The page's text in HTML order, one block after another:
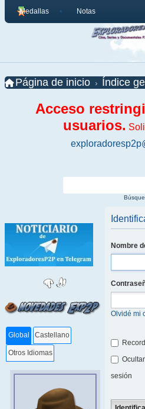
Medallas Notas
Página de inicio Índice
Acceso
usuarios.
Global Castellano
Otros Idiomas
Nombre
Olvidé mi
sesión